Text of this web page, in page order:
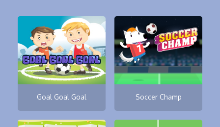
Goal Goal Goal Soccer Champ